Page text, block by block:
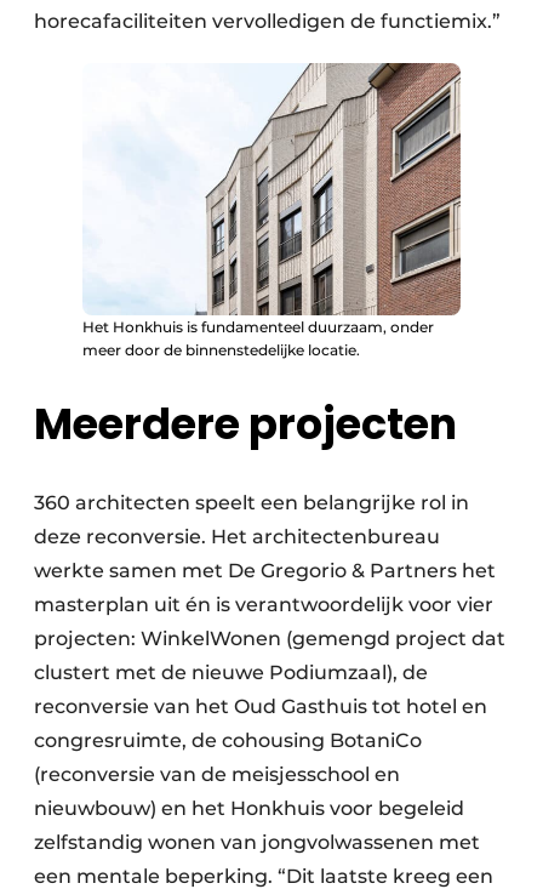
horecafaciliteiten vervolledigen de functiemix.”
Het Honkhuis is fundamenteel duurzaam, onder
meer door de binnenstedelijke locatie.
Meerdere projecten
360 architecten speelt een belangrijke rol in
deze reconversie. Het architectenbureau
werkte samen met De Gregorio & Partners het
masterplan uit én is verantwoordelijk voor vier
projecten: WinkelWonen (gemengd project dat
clustert met de nieuwe Podiumzaal), de
reconversie van het Oud Gasthuis tot hotel en
congresruimte, de cohousing BotaniCo
(reconversie van de meisjesschool en
nieuwbouw) en het Honkhuis voor begeleid
zelfstandig wonen van jongvolwassenen met
een mentale beperking. “Dit laatste kreeg een